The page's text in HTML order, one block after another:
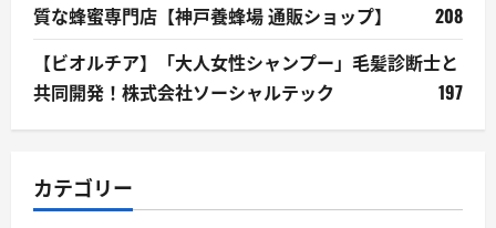
質な蜂蜜専門店【神戸養蜂場 通販ショップ】
208
【ビオルチア】「大人女性シャンプー」毛髪診断士と
共同開発！株式会社ソーシャルテック
197
カテゴリー